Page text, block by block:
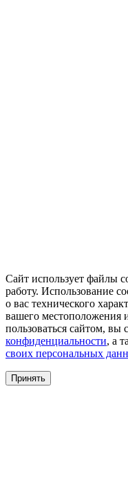
Сайт использует файлы
работу. Использование
о вас технического
вашего
пользоваться сайтом, вы
конфиденциальности, а
своих персональных
Принять